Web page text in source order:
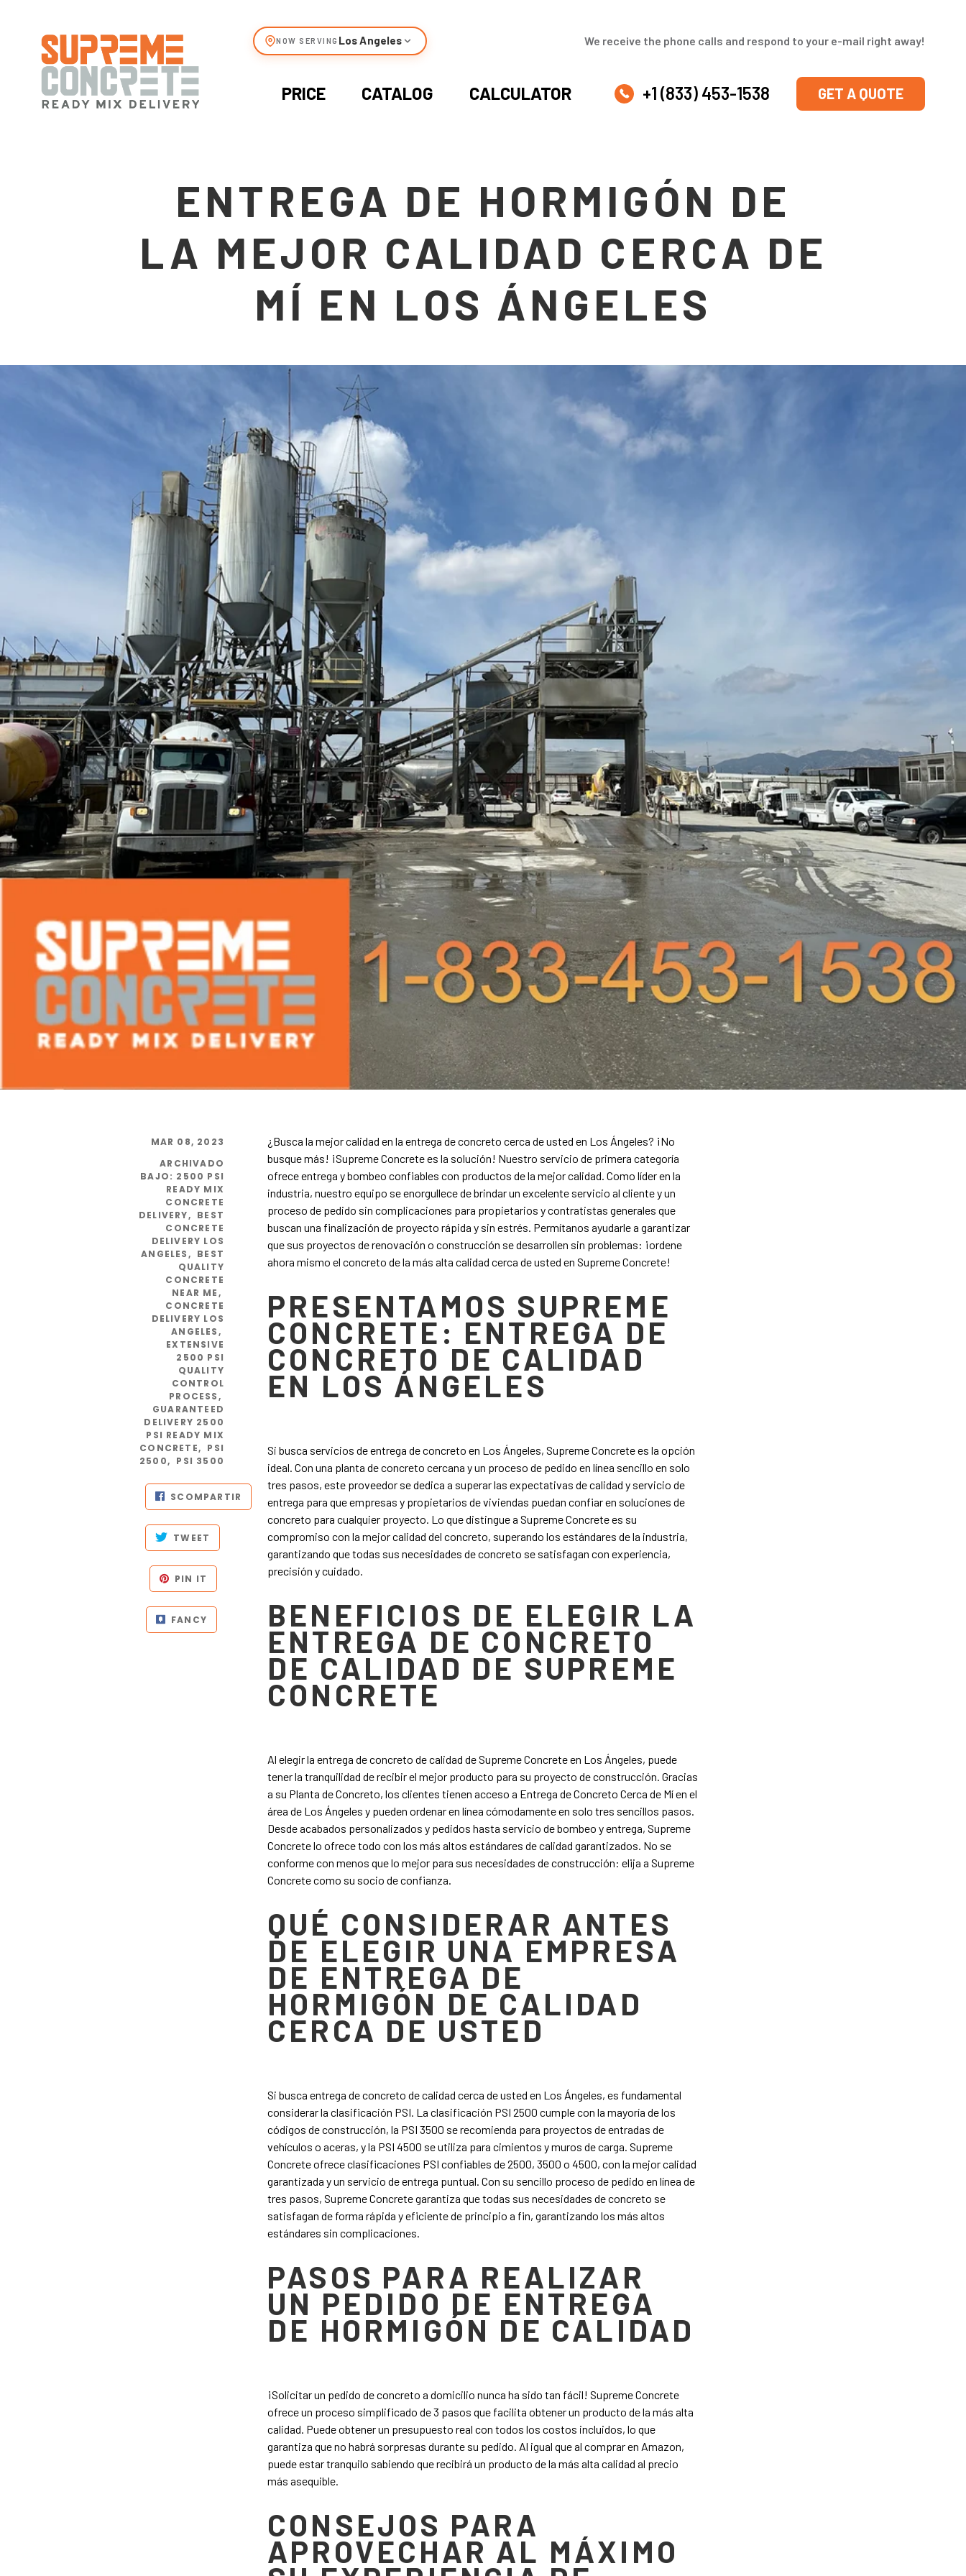
NOW SERVING Los Angeles We receive the phone calls and respond to your e-mail right away!
PRICE CATALOG CALCULATOR +1 (833) 453-1538 GET A QUOTE
ENTREGA DE HORMIGÓN DE
LA MEJOR CALIDAD CERCA DE
MÍ EN LOS ÁNGELES
MAR 08, 2023
ARCHIVADO
BAJO: 2500 PSI
READY MIX
CONCRETE
DELIVERY, BEST
CONCRETE
DELIVERY LOS
ANGELES, BEST
QUALITY
CONCRETE
NEAR ME,
CONCRETE
DELIVERY LOS
ANGELES,
EXTENSIVE
2500 PSI
QUALITY
CONTROL
PROCESS,
GUARANTEED
DELIVERY 2500
PSI READY MIX
CONCRETE, PSI
2500, PSI 3500
SCOMPARTIR
TWEET
PIN IT
FANCY
¿Busca la mejor calidad en la entrega de concreto cerca de usted en Los Ángeles? ¡No
busque más! ¡Supreme Concrete es la solución! Nuestro servicio de primera categoría
ofrece entrega y bombeo confiables con productos de la mejor calidad. Como líder en la
industria, nuestro equipo se enorgullece de brindar un excelente servicio al cliente y un
proceso de pedido sin complicaciones para propietarios y contratistas generales que
buscan una finalización de proyecto rápida y sin estrés. Permítanos ayudarle a garantizar
que sus proyectos de renovación o construcción se desarrollen sin problemas: ¡ordene
ahora mismo el concreto de la más alta calidad cerca de usted en Supreme Concrete!
PRESENTAMOS SUPREME
CONCRETE: ENTREGA DE
CONCRETO DE CALIDAD
EN LOS ÁNGELES
Si busca servicios de entrega de concreto en Los Ángeles, Supreme Concrete es la opción
ideal. Con una planta de concreto cercana y un proceso de pedido en línea sencillo en solo
tres pasos, este proveedor se dedica a superar las expectativas de calidad y servicio de
entrega para que empresas y propietarios de viviendas puedan confiar en soluciones de
concreto para cualquier proyecto. Lo que distingue a Supreme Concrete es su
compromiso con la mejor calidad del concreto, superando los estándares de la industria,
garantizando que todas sus necesidades de concreto se satisfagan con experiencia,
precisión y cuidado.
BENEFICIOS DE ELEGIR LA
ENTREGA DE CONCRETO
DE CALIDAD DE SUPREME
CONCRETE
Al elegir la entrega de concreto de calidad de Supreme Concrete en Los Ángeles, puede
tener la tranquilidad de recibir el mejor producto para su proyecto de construcción. Gracias
a su Planta de Concreto, los clientes tienen acceso a Entrega de Concreto Cerca de Mí en el
área de Los Ángeles y pueden ordenar en línea cómodamente en solo tres sencillos pasos.
Desde acabados personalizados y pedidos hasta servicio de bombeo y entrega, Supreme
Concrete lo ofrece todo con los más altos estándares de calidad garantizados. No se
conforme con menos que lo mejor para sus necesidades de construcción: elija a Supreme
Concrete como su socio de confianza.
QUÉ CONSIDERAR ANTES
DE ELEGIR UNA EMPRESA
DE ENTREGA DE
HORMIGÓN DE CALIDAD
CERCA DE USTED
Si busca entrega de concreto de calidad cerca de usted en Los Ángeles, es fundamental
considerar la clasificación PSI. La clasificación PSI 2500 cumple con la mayoría de los
códigos de construcción, la PSI 3500 se recomienda para proyectos de entradas de
vehículos o aceras, y la PSI 4500 se utiliza para cimientos y muros de carga. Supreme
Concrete ofrece clasificaciones PSI confiables de 2500, 3500 o 4500, con la mejor calidad
garantizada y un servicio de entrega puntual. Con su sencillo proceso de pedido en línea de
tres pasos, Supreme Concrete garantiza que todas sus necesidades de concreto se
satisfagan de forma rápida y eficiente de principio a fin, garantizando los más altos
estándares sin complicaciones.
PASOS PARA REALIZAR
UN PEDIDO DE ENTREGA
DE HORMIGÓN DE CALIDAD
¡Solicitar un pedido de concreto a domicilio nunca ha sido tan fácil! Supreme Concrete
ofrece un proceso simplificado de 3 pasos que facilita obtener un producto de la más alta
calidad. Puede obtener un presupuesto real con todos los costos incluidos, lo que
garantiza que no habrá sorpresas durante su pedido. Al igual que al comprar en Amazon,
puede estar tranquilo sabiendo que recibirá un producto de la más alta calidad al precio
más asequible.
CONSEJOS PARA
APROVECHAR AL MÁXIMO